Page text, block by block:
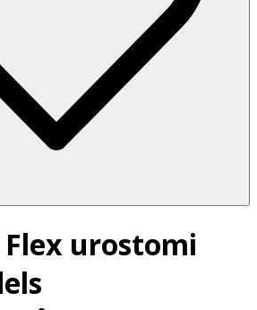
urostomi